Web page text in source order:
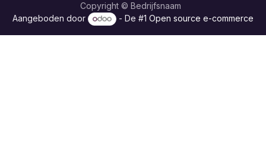
Copyright © Bedrijfsnaam
Aangeboden door - De #1Open source e-commerce